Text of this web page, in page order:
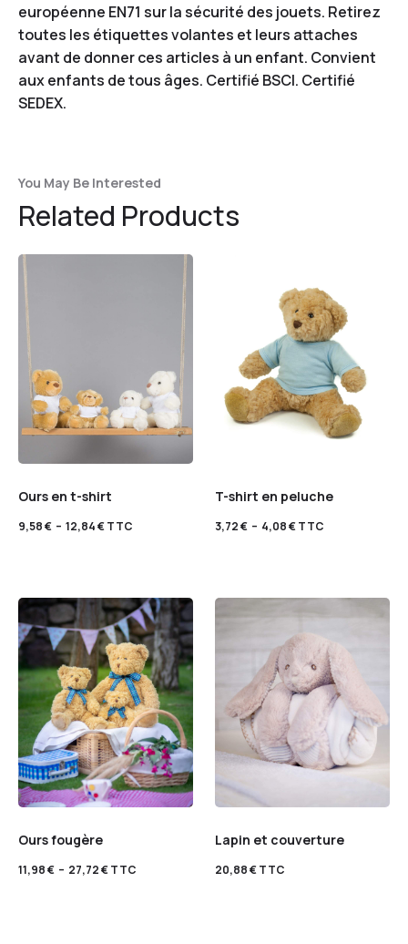
européenne EN71 sur la sécurité des jouets. Retirez
toutes les étiquettes volantes et leurs attaches
avant de donner ces articles à un enfant. Convient
aux enfants de tous âges. Certifié BSCI. Certifié
SEDEX.
You May Be Interested
Related Products
Ours en t-shirt
9,58€ – 12,84€TTC
T-shirt en peluche
3,72€ – 4,08€TTC
Ours fougère
11,98€ – 27,72€TTC
Lapin et couverture
20,88€TTC